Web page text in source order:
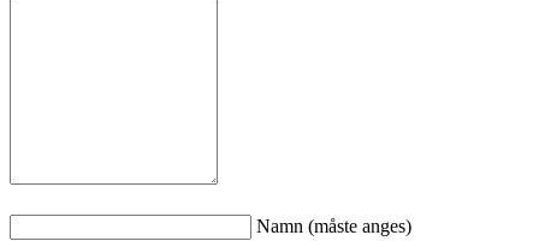
Namn (måste anges)